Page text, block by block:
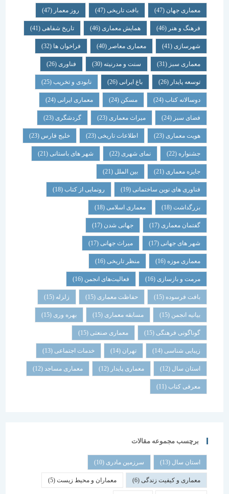
معماری جهان (47) بافت تاریخی(47) روز معمار(47)
فرهنگ و هنر(46) همایش معماری (46) تاریخ شفاهی (41)
شهرسازی(41) معماری معاصر(40) فراخوان ها (32)
معماری سبز(31) سنت و مدرنیته(30) فناوری (26)
توسعه پایدار(26) باغ ایرانی(26) نابودی و تخریب(25)
دوسالانه کتاب(24) مسکن (24) معماری ایرانی(24)
فضای سبز(24) میراث معماری (23) گردشگری (23)
هویت معماری (23) اطلاعات تاریخی(23) خلیج فارس(23)
جشنواره(22) نمای شهری(22) شهر های باستانی (21)
جایزه معماری (21) بین الملل(21)
فناوری های نوین ساختمانی(19) رونمایی از کتاب (18)
بزرگداشت (18) معماری اسلامی(18)
گفتمان معماری (17) جهانی شدن(17)
شهر های جهانی(17) میراث جهانی(17)
معماری موزه(16) منظر تاریخی (16)
مرمت و بازسازی(16) فعالیت‌های انجمن(16)
بافت فرسوده (15) حفاظت معماری (15) زلزله
بیانیه انجمن(15) مسابقه معماری (15) بهره وری(15)
گوناگونی فرهنگی (15) معماری صنعتی(15)
زیبایی شناسی (14) تهران خدمات اجتماعی (13)
استان سال(12) معماری پایدار (12) معماری مساجد(12)
معرفی کتاب(11)
برچسب مجموعه مقالات
استان سال(13) سرزمین مادری(10)
معماری و کیفیت زندگی(6) معماران و محیط زیست(5)